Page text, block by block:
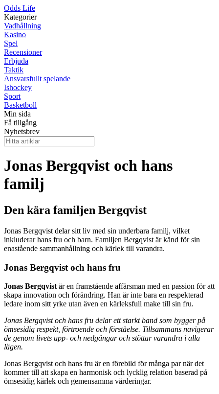
Odds Life
Kategorier
Vadhållning
Kasino
Spel
Recensioner
Erbjuda
Taktik
Ansvarsfullt spelande
Ishockey
Sport
Basketboll
Min sida
Få tillgång
Nyhetsbrev
Jonas Bergqvist och hans
familj
Den kära familjen Bergqvist
Jonas Bergqvist delar sitt liv med sin underbara familj, vilket
inkluderar hans fru och barn. Familjen Bergqvist är känd för sin
enastående sammanhållning och kärlek till varandra.
Jonas Bergqvist och hans fru
Jonas Bergqvist är en framstående affärsman med en passion för att
skapa innovation och förändring. Han är inte bara en respekterad
ledare inom sitt yrke utan även en kärleksfull make till sin fru.
Jonas Bergqvist och hans fru delar ett starkt band som bygger på
ömsesidig respekt, förtroende och förståelse. Tillsammans navigerar
de genom livets upp- och nedgångar och stöttar varandra i alla
lägen.
Jonas Bergqvist och hans fru är en förebild för många par när det
kommer till att skapa en harmonisk och lycklig relation baserad på
ömsesidig kärlek och gemensamma värderingar.